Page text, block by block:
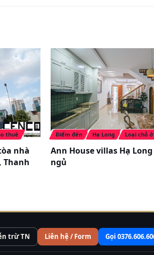
thuê
nhà
Thanh
Điểm đến Hạ Long Loại chỗ ở
Ann House villas Hạ
ngủ
trừ TN Liên hệ / Form Gọi